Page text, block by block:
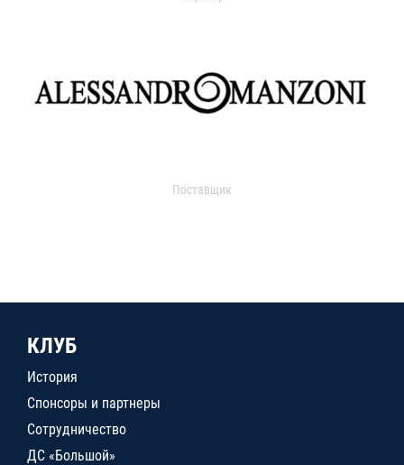
Поставщик
КЛУБ
История
Спонсоры и партнеры
Сотрудничество
ДС «Большой»